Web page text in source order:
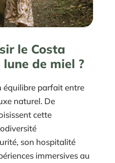
le Costa
de miel ?
équilibre parfait entre
naturel. De
cette
son hospitalité
immersives au